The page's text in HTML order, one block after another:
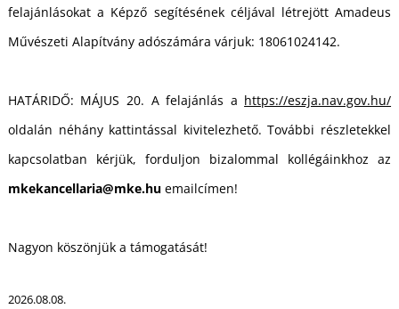
felajánlásokat a Képző segítésének céljával létrejött Amadeus
Művészeti Alapítvány adószámára várjuk: 18061024142.
HATÁRIDŐ: MÁJUS 20. A felajánlás a https://eszja.nav.gov.hu/
oldalán néhány kattintással kivitelezhető. További részletekkel
kapcsolatban kérjük, forduljon bizalommal kollégáinkhoz az
mkekancellaria@mke.huemailcímen!
Nagyon köszönjük a támogatását!
2026.08.08.